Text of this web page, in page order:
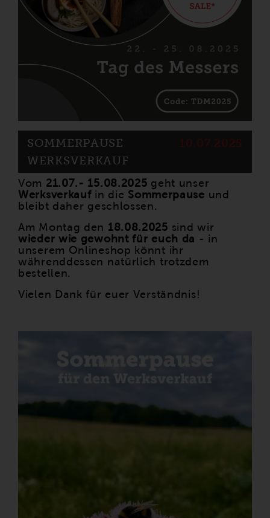
10.07.2025
SOMMERPAUSE
WERKSVERKAUF
Vom 21.07.- 15.08.2025 geht unser
Werksverkaufin die Sommerpause und
bleibt daher geschlossen.
Am Montag den 18.08.2025 sind wir
wieder wie gewohnt für euch da - in
unserem Onlineshop könnt ihr
währenddessen natürlich trotzdem
bestellen.
Vielen Dank für euer Verständnis!